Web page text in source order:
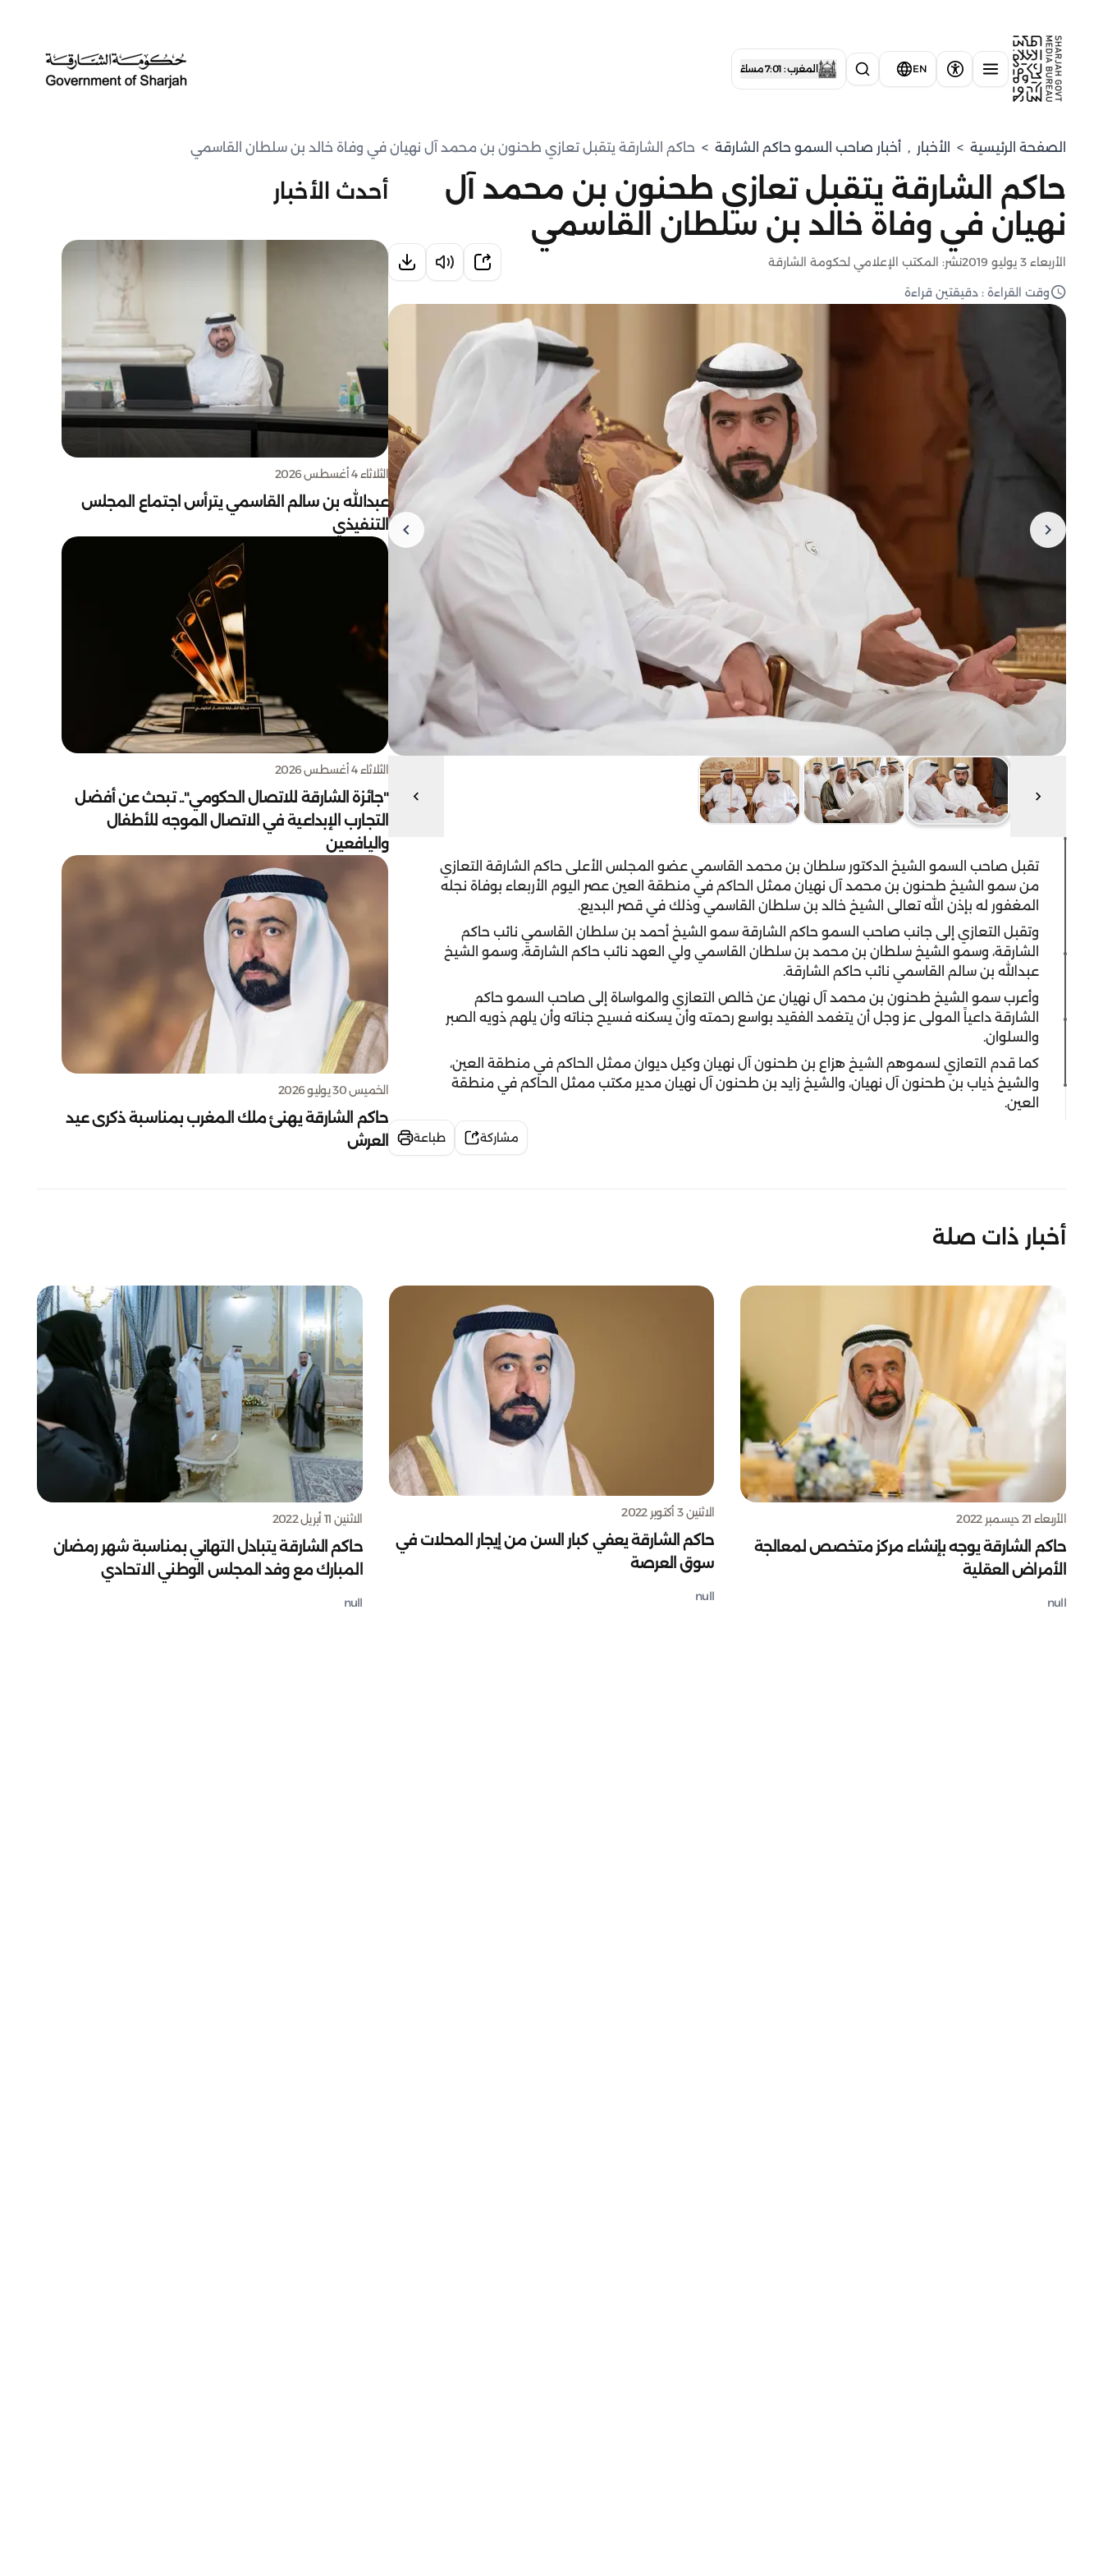
EN المغرب : 7:01 مساءً
الصفحة الرئيسية > الأخبار , أخبار صاحب السمو حاكم الشارقة > حاكم الشارقة يتقبل تعازي طحنون بن محمد آل نهيان في وفاة خالد بن سلطان القاسمي
حاكم الشارقة يتقبل تعازي طحنون بن محمد آل
نهيان في وفاة خالد بن سلطان القاسمي
الأربعاء 3 يوليو 2019 نشر: المكتب الإعلامي لحكومة الشارقة
وقت القراءة : دقيقتين قراءة
تقبل صاحب السمو الشيخ الدكتور سلطان بن محمد القاسمي عضو المجلس الأعلى حاكم الشارقة التعازي
من سمو الشيخ طحنون بن محمد آل نهيان ممثل الحاكم في منطقة العين عصر اليوم الأربعاء بوفاة نجله
المغفور له بإذن الله تعالى الشيخ خالد بن سلطان القاسمي وذلك في قصر البديع.
وتقبل التعازي إلى جانب صاحب السمو حاكم الشارقة سمو الشيخ أحمد بن سلطان القاسمي نائب حاكم
الشارقة، وسمو الشيخ سلطان بن محمد بن سلطان القاسمي ولي العهد نائب حاكم الشارقة، وسمو الشيخ
عبدالله بن سالم القاسمي نائب حاكم الشارقة.
وأعرب سمو الشيخ طحنون بن محمد آل نهيان عن خالص التعازي والمواساة إلى صاحب السمو حاكم
الشارقة داعياً المولى عز وجل أن يتغمد الفقيد بواسع رحمته وأن يسكنه فسيح جناته وأن يلهم ذويه الصبر
والسلوان.
كما قدم التعازي لسموهم الشيخ هزاع بن طحنون آل نهيان وكيل ديوان ممثل الحاكم في منطقة العين،
والشيخ ذياب بن طحنون آل نهيان، والشيخ زايد بن طحنون آل نهيان مدير مكتب ممثل الحاكم في منطقة
العين.
مشاركة طباعة
أحدث الأخبار
الثلاثاء 4 أغسطس 2026
عبدالله بن سالم القاسمي يترأس اجتماع المجلس
التنفيذي
الثلاثاء 4 أغسطس 2026
"جائزة الشارقة للاتصال الحكومي".. تبحث عن أفضل
التجارب الإبداعية في الاتصال الموجه للأطفال
واليافعين
الخميس 30 يوليو 2026
حاكم الشارقة يهنئ ملك المغرب بمناسبة ذكرى عيد
العرش
أخبار ذات صلة
الأربعاء 21 ديسمبر 2022
حاكم الشارقة يوجه بإنشاء مركز متخصص لمعالجة
الأمراض العقلية
null
الاثنين 3 أكتوبر 2022
حاكم الشارقة يعفي كبار السن من إيجار المحلات في
سوق العرصة
null
الاثنين 11 أبريل 2022
حاكم الشارقة يتبادل التهاني بمناسبة شهر رمضان
المبارك مع وفد المجلس الوطني الاتحادي
null